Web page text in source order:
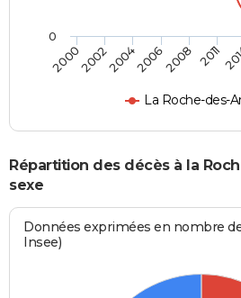
La Roche-des-
20002002200420062008 2011
0
Répartition des décès à la
sexe
Données exprimées en nombre
Insee)